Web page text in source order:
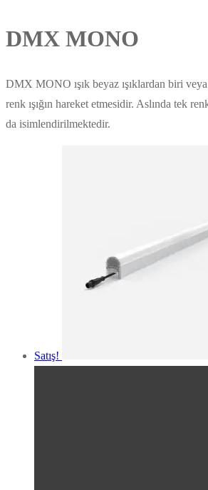
DMX MONO
DMX MONO ışık beyaz ışıklardan biri
renk ışığın hareket etmesidir. Aslında tek
da isimlendirilmektedir.
Satış!